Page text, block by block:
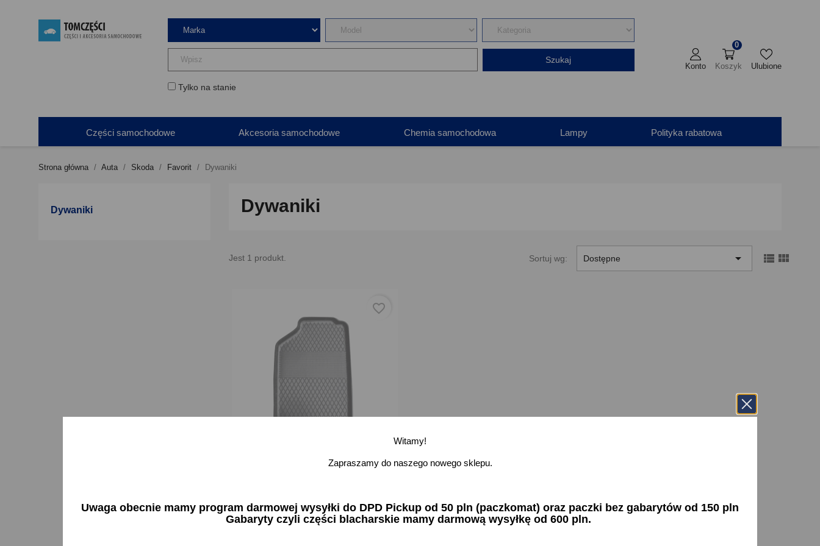
Tylko na stanie
Szukaj
Konto Koszyk
0
Ulubione
Części samochodowe Akcesoria samochodowe Chemia samochodowa Lampy Polityka rabatowa
Strona główna Auta Skoda Favorit Dywaniki
Dywaniki Dywaniki
Jest 1 produkt. Sortuj wg: Dostępne   
Dywaniki dywanik lewy SKODA
Brak na stanie
favorite_border
Witamy!
Zapraszamy do naszego nowego sklepu.
Uwaga obecnie mamy program darmowej wysyłki do DPD Pickup od 50 pln (paczkomat) oraz paczki bez gabarytów od 150 pln
Gabaryty czyli części blacharskie mamy darmową wysyłkę od 600 pln.